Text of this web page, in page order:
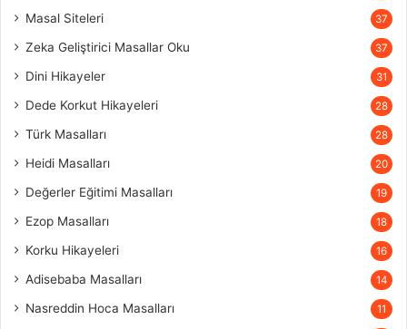
Masal Siteleri 37
Zeka Geliştirici Masallar Oku 37
Dini Hikayeler 31
Dede Korkut Hikayeleri 28
Türk Masalları 28
Heidi Masalları 20
Değerler Eğitimi Masalları 19
Ezop Masalları 18
Korku Hikayeleri 16
Adisebaba Masalları 14
Nasreddin Hoca Masalları 11